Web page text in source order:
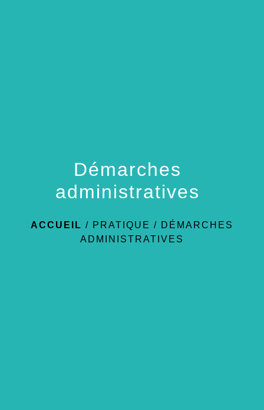
Démarches
administratives
ACCUEIL / PRATIQUE / DÉMARCHES
ADMINISTRATIVES